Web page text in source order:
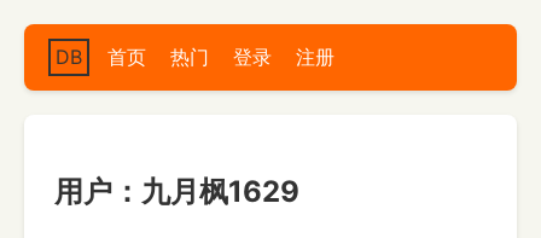
DB 首页 热门 登录 注册
用户：九月枫1629